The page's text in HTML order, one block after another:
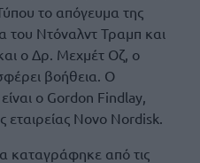
το απόγευμα της
του Ντόναλντ Τραμπ και
ο Δρ. Μεχμέτ Οζ, ο
βοήθεια. Ο
ο Gordon Findlay,
εταιρείας Novo Nordisk.
καταγράφηκε από τις